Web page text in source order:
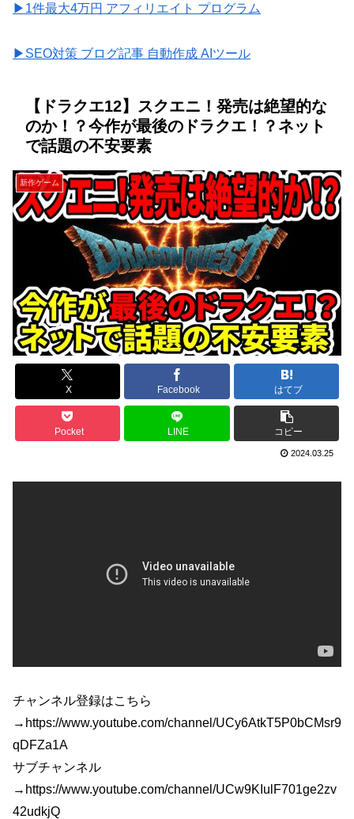
▶1件最大4万円 アフィリエイト プログラム
▶SEO対策 ブログ記事 自動作成 AIツール
【ドラクエ12】スクエニ！発売は絶望的な
のか！？今作が最後のドラクエ！？ネット
で話題の不安要素
新作ゲーム
X Facebook はてブ
Pocket LINE コピー
2024.03.25
チャンネル登録はこちら
→https://www.youtube.com/channel/UCy6AtkT5P0bCMsr9
qDFZa1A
サブチャンネル
→https://www.youtube.com/channel/UCw9KIulF701ge2zv
42udkjQ